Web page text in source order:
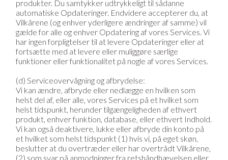
produkter. Du samtykker udtrykkeligt til sådanne
automatiske Opdateringer. Endvidere accepterer du, at
Vilkårene (og enhver yderligere ændringer af samme) vil
gælde for alle og enhver Opdatering af vores Services. Vi
har ingen forpligtelser til at levere Opdateringer eller at
fortsætte med at levere eller muliggøre særlige
funktioner eller funktionalitet på nogle af vores Services.
(d) Serviceovervågning og afbrydelse:
Vi kan ændre, afbryde eller nedlægge en hvilken som
helst del af, eller alle, vores Services på et hvilket som
helst tidspunkt, herunder tilgængeligheden af ethvert
produkt, enhver funktion, database, eller ethvert Indhold.
Vi kan også deaktivere, lukke eller afbryde din konto på
et hvilket som helst tidspunkt (1) hvis vi, på eget skøn,
beslutter at du overtræder eller har overtrådt Vilkårene,
(2) som svar på anmodninger fra retshåndhævelsen eller